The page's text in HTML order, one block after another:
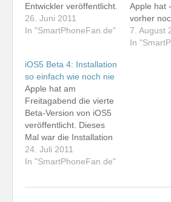
Entwickler veröffentlicht.
Zudem ist iTunes 10.5
Beta 2 für den Mac
Nachmittag mit der
Installation befasst.
Sehr nervend ist, dass
auch zwischen den
Beta-Versionen kein
Update möglich ist. Man
muss…
26. Juni 2011
In "SmartPhoneFan.de"
Apple hat
vorher
an einem
7. August
In
iOS5 Beta 4: Installation
so einfach wie noch nie
Apple hat am
Freitagabend die vierte
Beta-Version von iOS5
veröffentlicht. Dieses
Mal war die Installation
so einfach wie noch nie
möglich. Erstmals
Aktualisierung über den
24. Juli 2011
In "SmartPhoneFan.de"